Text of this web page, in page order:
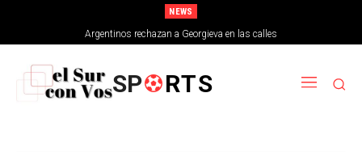
NEWS
Argentinos rechazan a Georgieva en las calles
SP RTS